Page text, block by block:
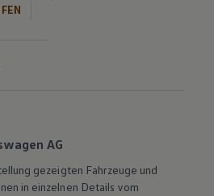
AG
gezeigten Fahrzeuge und
in einzelnen Details vom